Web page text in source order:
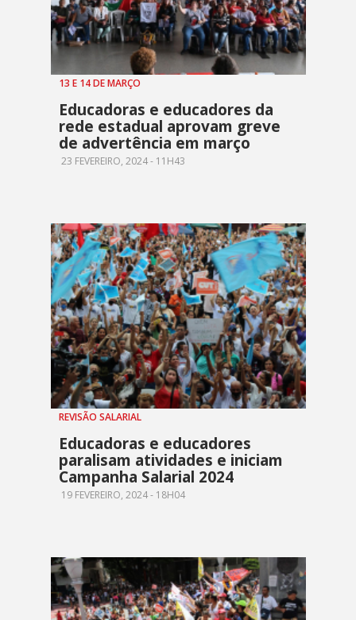
13 E 14 DE MARÇO
Educadoras e educadores da
rede estadual aprovam greve
de advertência em março
23 FEVEREIRO, 2024 - 11H43
REVISÃO SALARIAL
Educadoras e educadores
paralisam atividades e iniciam
Campanha Salarial 2024
19 FEVEREIRO, 2024 - 18H04